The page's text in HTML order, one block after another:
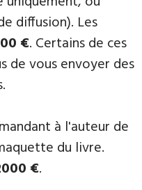
diffusion). Les
€. Certains de ces
de vous envoyer des
à l'auteur de
du livre.
€.